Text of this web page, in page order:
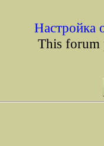
Настройка
This